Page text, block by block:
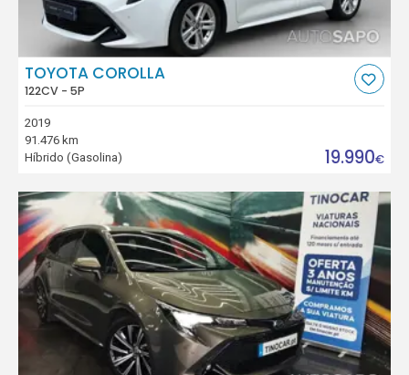
TOYOTA COROLLA
122CV - 5P
2019
91.476 km
Híbrido (Gasolina)
19.990€